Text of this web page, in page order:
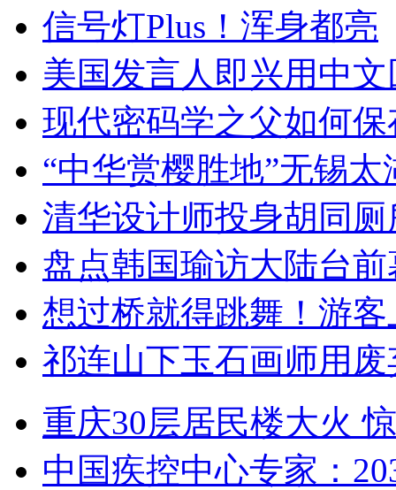
信号灯Plus！浑身都亮
美国发言人即兴用中
现代密码学之父如何
“中华赏樱胜地”无锡
清华设计师投身胡同
盘点韩国瑜访大陆台
想过桥就得跳舞！游客
祁连山下玉石画师用
重庆30层居民楼大火
中国疾控中心专家：